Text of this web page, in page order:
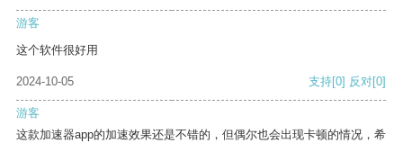
游客
这个软件很好用
2024-10-05 支持[0] 反对[0]
游客
这款加速器app的加速效果还是不错的，但偶尔也会出现卡顿的情况，希